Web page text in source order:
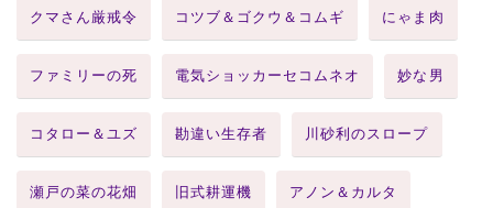
クマさん厳戒令 コツブ＆ゴクウ＆コムギ にゃま肉
ファミリーの死 電気ショッカーセコムネオ 妙な男
コタロー＆ユズ 勘違い生存者 川砂利のスロープ
瀬戸の菜の花畑 旧式耕運機 アノン＆カルタ